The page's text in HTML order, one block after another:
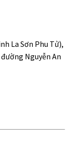
La Sơn Phu Tử),
Nguyễn An